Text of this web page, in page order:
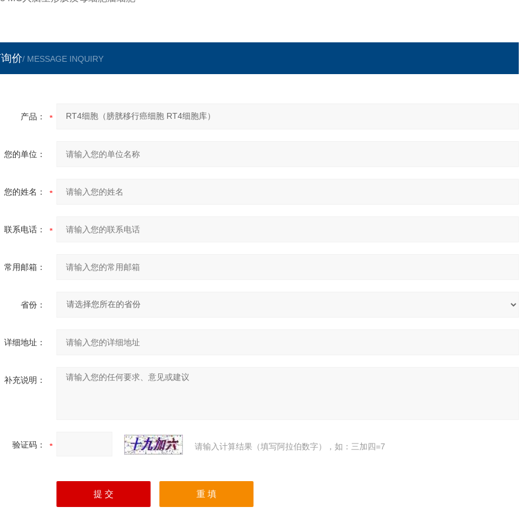
价/ MESSAGE INQUIRY
产品：
您的单位：
您的姓名：
联系电话：
常用邮箱：
省份：
详细地址：
补充说明：
验证码： 请输入计算结果（填写阿拉伯数字），如：三加四=7